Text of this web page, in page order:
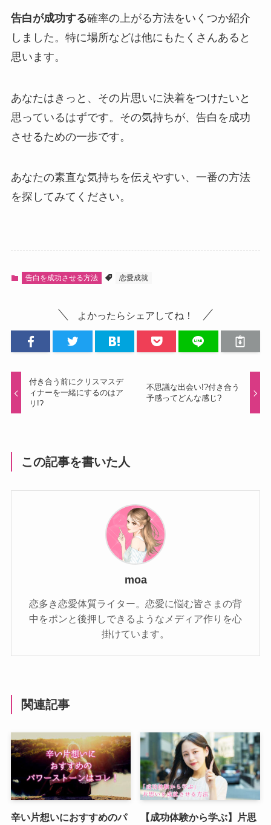
告白が成功する確率の上がる方法をいくつか紹介
しました。特に場所などは他にもたくさんあると
思います。
あなたはきっと、その片思いに決着をつけたいと
思っているはずです。その気持ちが、告白を成功
させるための一歩です。
あなたの素直な気持ちを伝えやすい、一番の方法
を探してみてください。
告白を成功させる方法 恋愛成就
よかったらシェアしてね！
付き合う前にクリスマスデ
ィナーを一緒にするのはア
リ!?
不思議な出会い!?付き合う
予感ってどんな感じ?
この記事を書いた人
moa
恋多き恋愛体質ライター。恋愛に悩む皆さまの背
中をポンと後押しできるようなメディア作りを心
掛けています。
関連記事
辛い片想いにおすすめのパ
【成功体験から学ぶ】片思